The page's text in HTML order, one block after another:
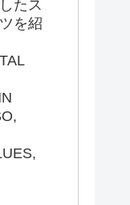
たス
を紹